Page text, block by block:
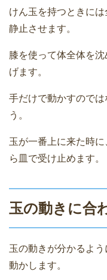
けん玉を持つときに
静止させます。
膝を使って体全体を
げます。
手だけで動かすので
う。
玉が一番上に来た時
ら皿で受け止めます。
玉の動きに合
玉の動きが分かるよ
動かします。